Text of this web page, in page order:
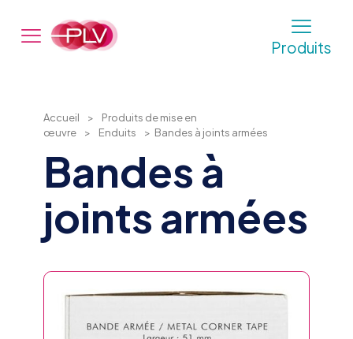
Produits
Accueil >
Produits de mise en
œuvre
> Enduits > Bandes à joints armées
Bandes à
joints armées